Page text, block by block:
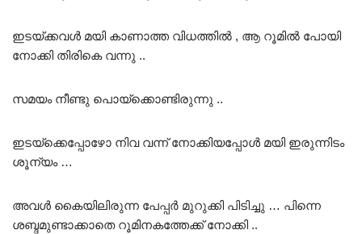
ഇടയ്ക്കവൾ മയി കാണാത്ത വിധത്തിൽ , ആ റൂമിൽ പോയി
നോക്കി തിരികെ വന്നു ..
സമയം നീണ്ടു പൊയ്ക്കൊണ്ടിരുന്നു ..
ഇടയ്ക്കെപ്പോഴോ നിവ വന്ന് നോക്കിയപ്പോൾ മയി ഇരുന്നിടം
ശൂന്യം …
അവൾ കൈയിലിരുന്ന പേപ്പർ മുറുക്കി പിടിച്ചു … പിന്നെ
ശബ്ദമുണ്ടാക്കാതെ റൂമിനകത്തേക്ക് നോക്കി ..